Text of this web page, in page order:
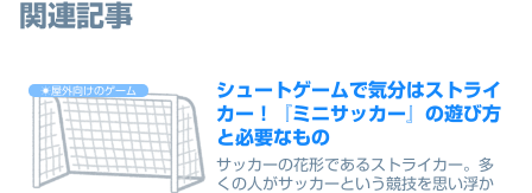
関連記事
☀屋外向けのゲーム
シュートゲームで気分はストライ
カー！『ミニサッカー』の遊び方
と必要なもの
サッカーの花形であるストライカー。多
くの人がサッカーという競技を思い浮か